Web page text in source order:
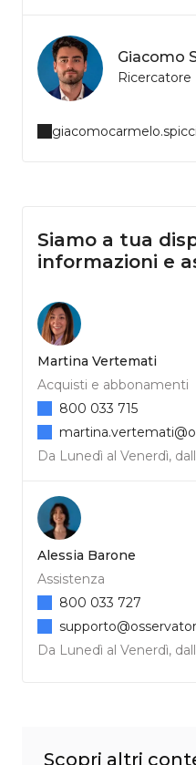
Giacomo
Ricercatore
Siamo a tua
informazioni e
Martina Vertemati
Acquisti e abbonamenti
Da Lunedì al Venerdì,
800 033 715
Alessia Barone
Assistenza
Da Lunedì al Venerdì,
800 033 727
Scopri altri